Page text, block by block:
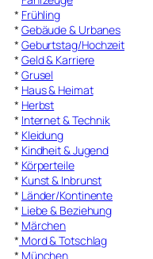
* Frühling
* Gebäude & Urbanes
* Geburtstag/Hochzeit
* Geld & Karriere
* Grusel
* Haus & Heimat
* Herbst
* Internet & Technik
* Kleidung
* Kindheit & Jugend
* Körperteile
* Kunst & Inbrunst
* Länder/Kontinente
* Liebe & Beziehung
* Märchen
* Mord & Totschlag
* München